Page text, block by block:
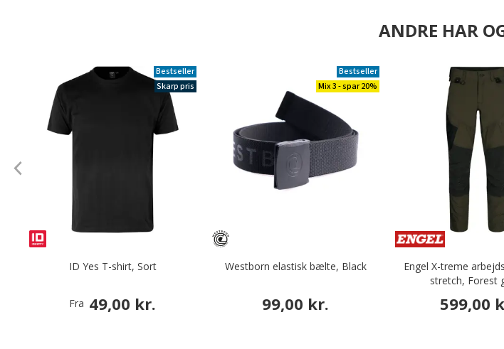
ANDRE HAR
Bestseller
Skarp pris
ID Yes T-shirt, Sort
Fra 49,00 kr.
Bestseller
Mix 3 - spar 20%
Westborn elastisk bælte, Black
99,00 kr.
Engel X-treme
stretch, Forest
599,00